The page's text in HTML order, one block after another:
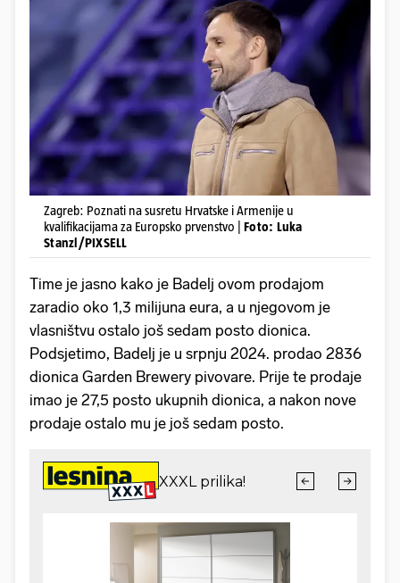
Zagreb: Poznati na susretu Hrvatske i Armenije u
kvalifikacijama za Europsko prvenstvo | Foto: Luka
Stanzl/PIXSELL
Time je jasno kako je Badelj ovom prodajom
zaradio oko 1,3 milijuna eura, a u njegovom je
vlasništvu ostalo još sedam posto dionica.
Podsjetimo, Badelj je u srpnju 2024. prodao 2836
dionica Garden Brewery pivovare. Prije te prodaje
imao je 27,5 posto ukupnih dionica, a nakon nove
prodaje ostalo mu je još sedam posto.